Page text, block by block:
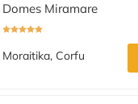
Domes Miramare
Moraitika, Corfu